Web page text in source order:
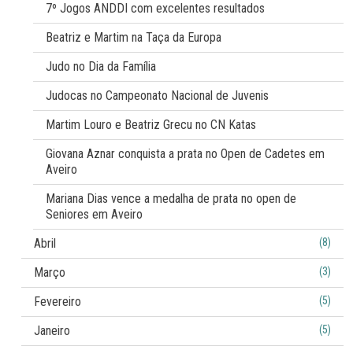
7º Jogos ANDDI com excelentes resultados
Beatriz e Martim na Taça da Europa
Judo no Dia da Família
Judocas no Campeonato Nacional de Juvenis
Martim Louro e Beatriz Grecu no CN Katas
Giovana Aznar conquista a prata no Open de Cadetes em
Aveiro
Mariana Dias vence a medalha de prata no open de
Seniores em Aveiro
Abril
(8)
Março (3)
Fevereiro (5)
Janeiro (5)